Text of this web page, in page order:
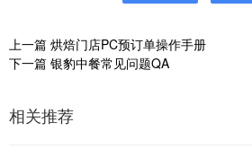
上一篇 烘焙门店PC预订单操作手册
下一篇 银豹中餐常见问题QA
相关推荐